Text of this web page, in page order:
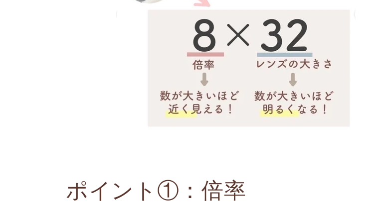
ポイント①：倍率